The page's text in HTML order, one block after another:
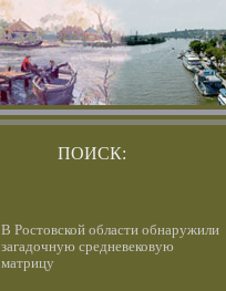
ПОИСК:
В Ростовской области обнаружили
загадочную средневековую
матрицу